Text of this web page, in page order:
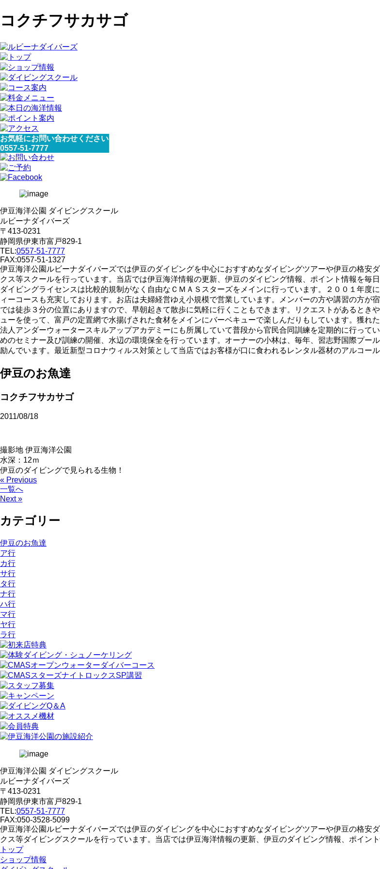
コクチフサカサゴ
お気軽にお問い合わせください
0557-51-7777
伊豆海洋公園 ダイビングスクール
ルビーナダイバーズ
〒413-0231
静岡県伊東市富戸829-1
TEL:0557-51-7777
FAX:0557-51-1327
伊豆海洋公園ルビーナダイバーズでは伊豆のダイビングを中心におすすめなダイビングツアーや伊豆の格安
クス等スクールを行っています。当店では伊豆海洋情報の更新、伊豆のダイビング情報、ポイント情報を
ダイビングライセンスは比較的規制がなく自由なＣＭＡＳスターズをメインに行っています。２００１年
ィーコースも充実しております。お店は夫婦経営ゆえ小規模で営業しています。メンバーの方や講習の方が
では徒歩３分の位置にありますので、早朝起きて散歩に気軽に行くこともできます。リクエストがあると
ューを使って、富戸の定置網で水揚げされた食材をメインにバーベキューで楽しんだりもしています。獲
法人アンダーウォータースキルアップアカデミーにも所属していて普段から官民合同訓練を定期的に行って
めのセミナー及び訓練の開催、水辺の環境保全を行っています。オーナーの小林は、毎年、習志野国際プー
励んでいます。最近新型コロナウィルス対策として当店ではお客様が口に食われるレンタル器材のアルコール
伊豆のお魚達
コクチフサカサゴ
2011/08/18
撮影地 伊豆海洋公園
水深：12ｍ
伊豆のダイビングで見られる生物！
« Previous
一覧へ
Next »
カテゴリー
伊豆のお魚達
ア行
カ行
サ行
タ行
ナ行
ハ行
マ行
ヤ行
ラ行
伊豆海洋公園 ダイビングスクール
ルビーナダイバーズ
〒413-0231
静岡県伊東市富戸829-1
TEL:0557-51-7777
FAX:050-3528-5099
伊豆海洋公園ルビーナダイバーズでは伊豆のダイビングを中心におすすめなダイビングツアーや伊豆の格安
クス等ダイビングスクールを行っています。当店では伊豆海洋情報の更新、伊豆のダイビング情報、ポイン
トップ
ショップ情報